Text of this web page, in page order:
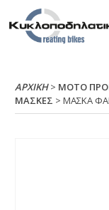
ΑΡΧΙΚΉ> ΜΟΤΟ
ΜΑΣΚΕΣ > ΜΑΣΚΑ